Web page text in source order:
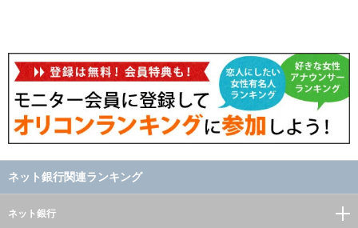
ネット銀行関連ランキング
ネット銀行